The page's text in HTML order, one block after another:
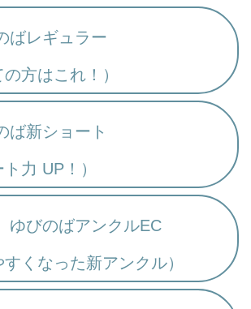
ばレギュラー
はこれ！）
ば新ショート
UP！）
ゆびのばアンクルEC
なった新アンクル）